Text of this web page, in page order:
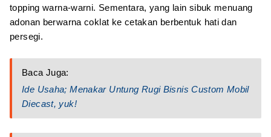
topping warna-warni. Sementara, yang lain sibuk menuang
adonan berwarna coklat ke cetakan berbentuk hati dan
persegi.
Baca Juga:
Ide Usaha; Menakar Untung Rugi Bisnis Custom Mobil
Diecast, yuk!